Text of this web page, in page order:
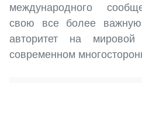
международного
свою все более
авторитет на
современном